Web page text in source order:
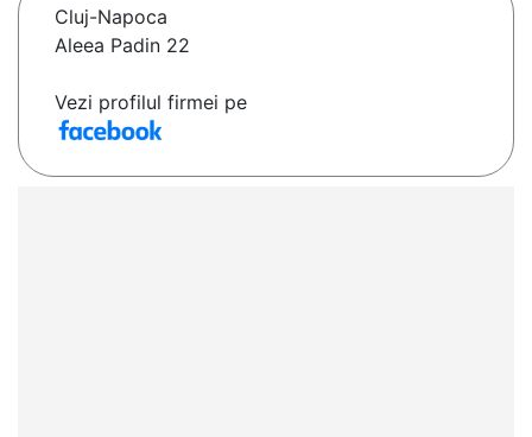
Cluj-Napoca
Aleea Padin 22
Vezi profilul firmei pe